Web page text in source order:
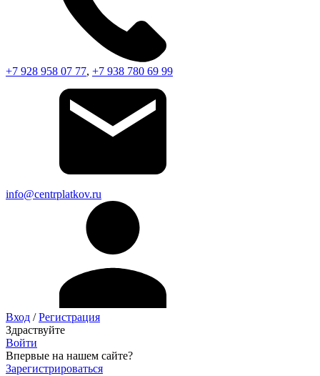
+7 928 958 07 77, +7 938 780 69 99
info@centrplatkov.ru
Вход /Регистрация
Здраствуйте
Войти
Впервые на нашем сайте?
Зарегистрироваться